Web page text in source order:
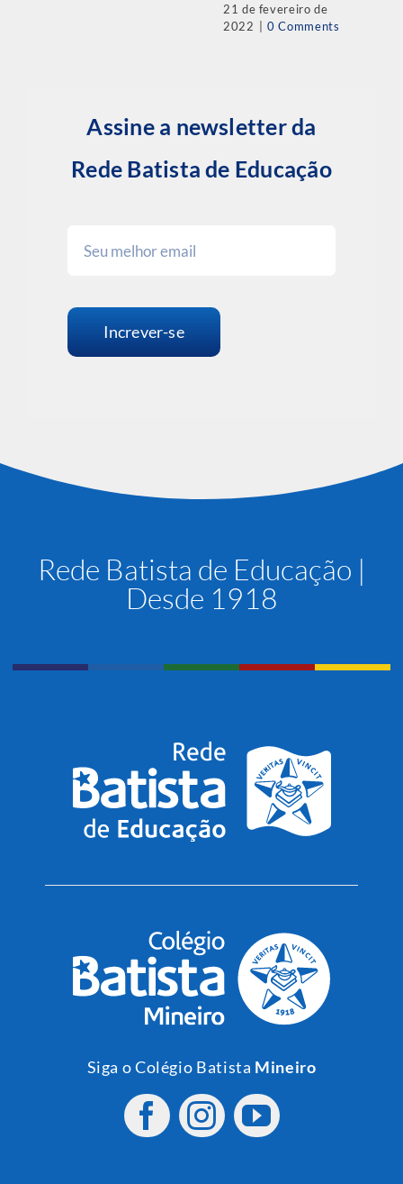
21 de fevereiro de
2022 | 0 Comments
Assine a newsletter da
Rede Batista de Educação
Increver-se
Rede Batista de Educação |
Desde 1918
Siga o Colégio Batista Mineiro